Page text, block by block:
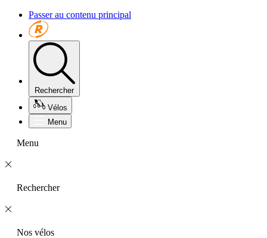
Passer au contenu principal
Rechercher
Vélos
Menu
Menu
Rechercher
Nos vélos